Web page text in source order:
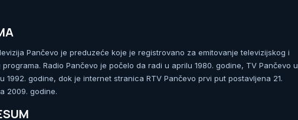
Pančevo je preduzeće koje je registrovano za emitovanje televizijskog i
programa. Radio Pančevo je počelo da radi u aprilu 1980. godine, TV Pančevo u
1992. godine, dok je internet stranica RTV Pančevo prvi put postavljena 21.
2009. godine.